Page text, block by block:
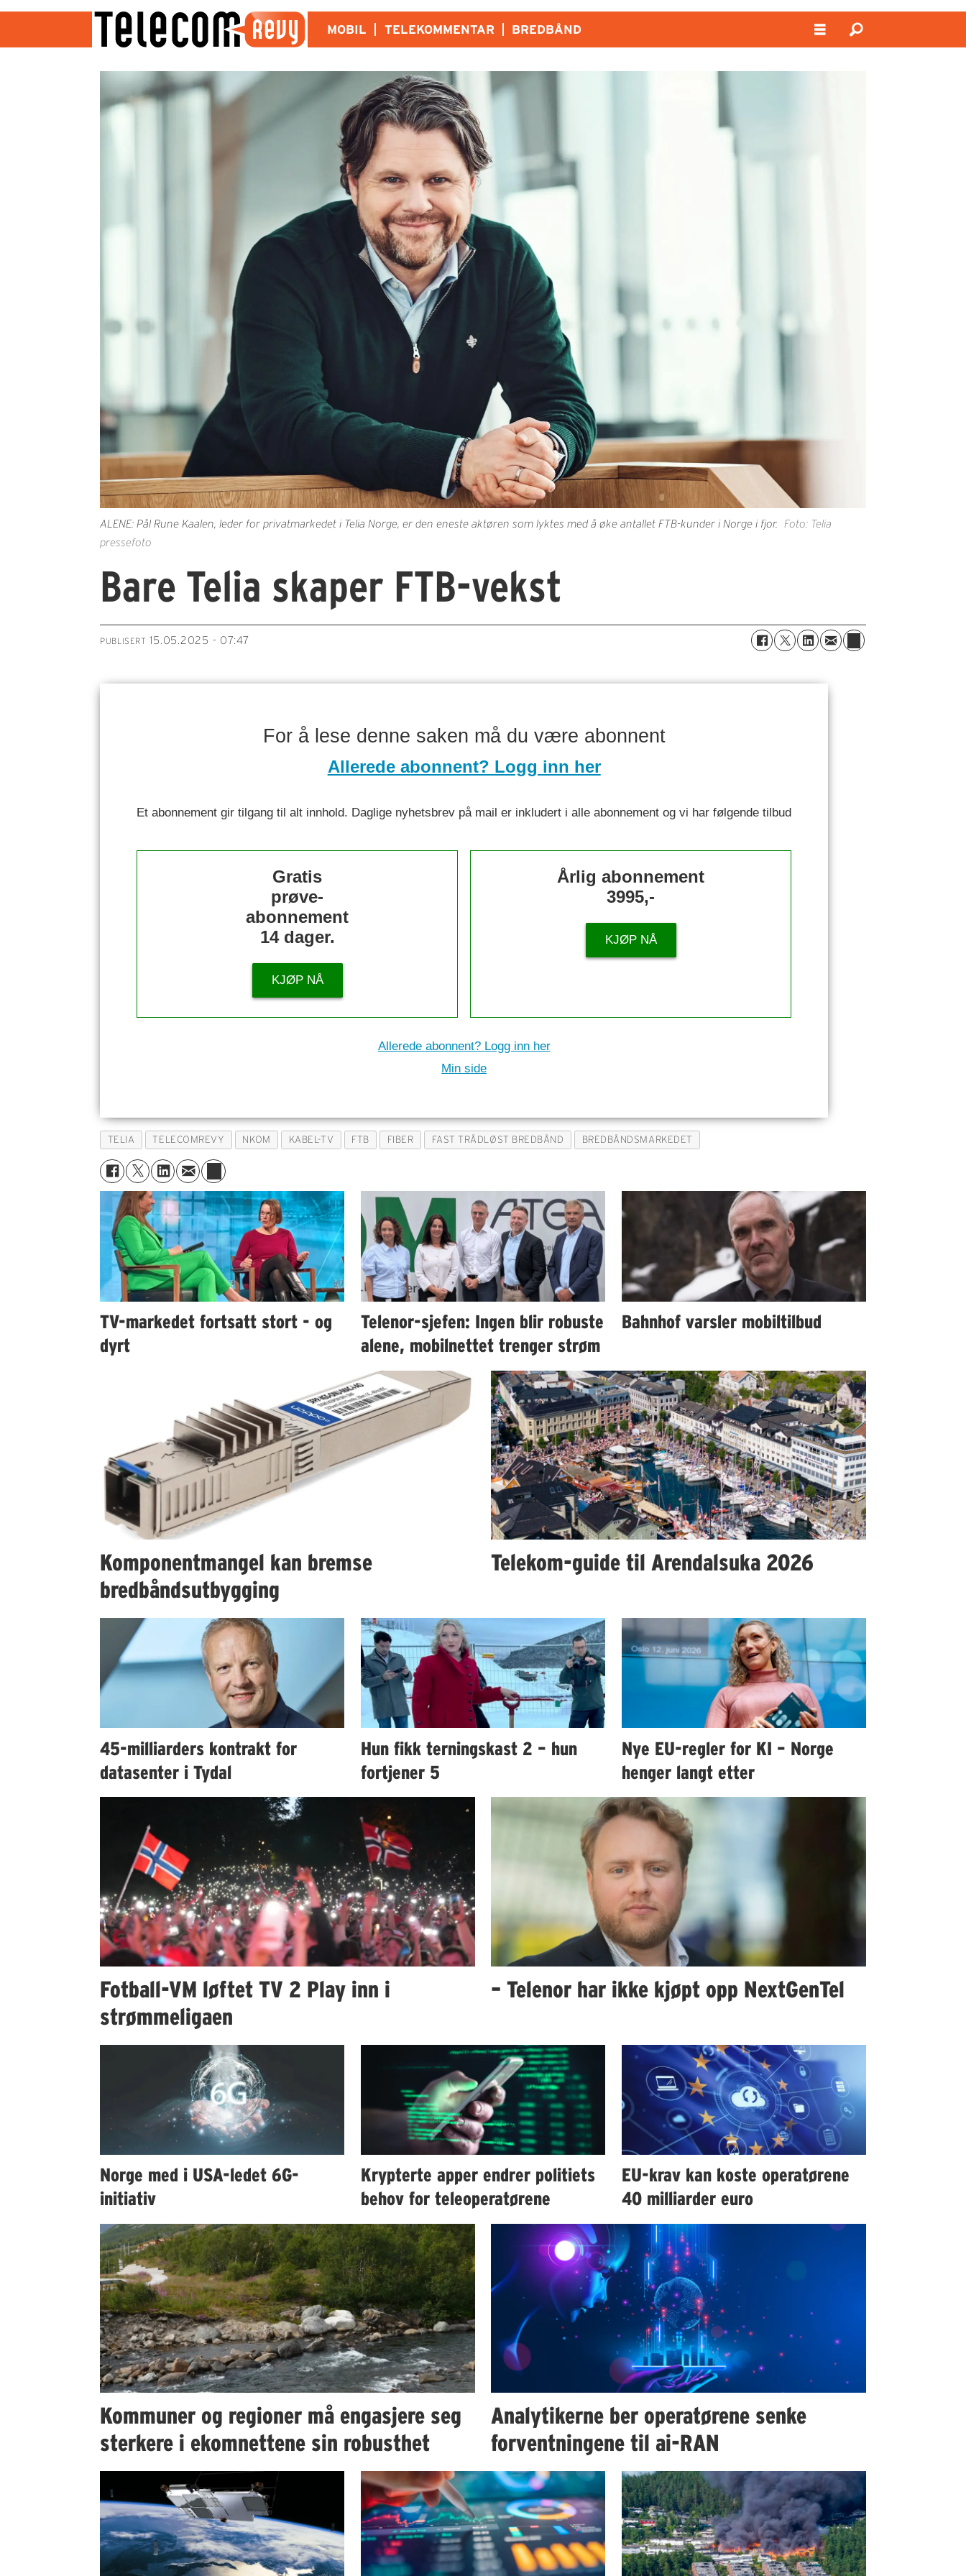
MOBIL TELEKOMMENTAR BREDBÅND
ALENE: Pål Rune Kaalen, leder for privatmarkedet i Telia Norge, er den eneste aktøren som lyktes med å øke antallet FTB-kunder i Norge i fjor.
Foto: Telia
pressefoto
Bare Telia skaper FTB-vekst
PUBLISERT 15.05.2025 - 07:47
For å lese denne saken må du være abonnent
Allerede abonnent? Logg inn her
Et abonnement gir tilgang til alt innhold. Daglige nyhetsbrev på mail er inkludert i alle abonnement og vi har følgende tilbud
Gratis
prøve-
abonnement
14 dager.
KJØP NÅ
Årlig abonnement
3995,-
KJØP NÅ
Allerede abonnent? Logg inn her
Min side
TELIA TELECOMREVY NKOM KABEL-TV FTB FIBER FAST TRÅDLØST BREDBÅND BREDBÅNDSMARKEDET
TV-markedet fortsatt stort - og
dyrt
Telenor-sjefen: Ingen blir robuste
alene, mobilnettet trenger strøm
Bahnhof varsler mobiltilbud
Komponentmangel kan bremse
bredbåndsutbygging
Telekom-guide til Arendalsuka 2026
45-milliarders kontrakt for
datasenter i Tydal
Hun fikk terningskast 2 – hun
fortjener 5
Nye EU-regler for KI – Norge
henger langt etter
Fotball-VM løftet TV 2 Play inn i
strømmeligaen
– Telenor har ikke kjøpt opp NextGenTel
Norge med i USA-ledet 6G-
initiativ
Krypterte apper endrer politiets
behov for teleoperatørene
EU-krav kan koste operatørene
40 milliarder euro
Kommuner og regioner må engasjere seg
sterkere i ekomnettene sin robusthet
Analytikerne ber operatørene senke
forventningene til ai-RAN